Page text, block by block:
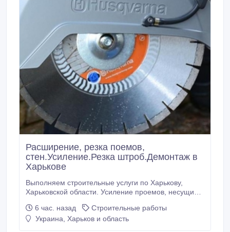
Расширение, резка поемов,
стен.Усиление.Резка штроб.Демонтаж в
Харькове
Выполняем строительные услуги по Харькову,
Харьковской области. Усиление проемов, несущих
перекрытия. Сварочно монтажные работы. Закупка,
доставка металла для усиления проемов.
6 час. назад
Строительные работы
Украина, Харьков и область